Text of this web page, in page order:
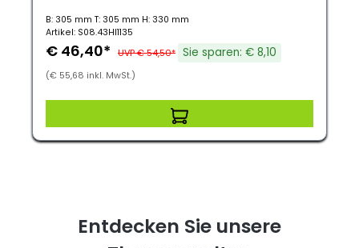
B: 305 mm T: 305 mm H: 330 mm
Artikel: S08.43HI1135
€ 46,40* UVP € 54,50* Sie sparen: € 8,10
(€ 55,68 inkl. MwSt.)
Entdecken Sie unsere